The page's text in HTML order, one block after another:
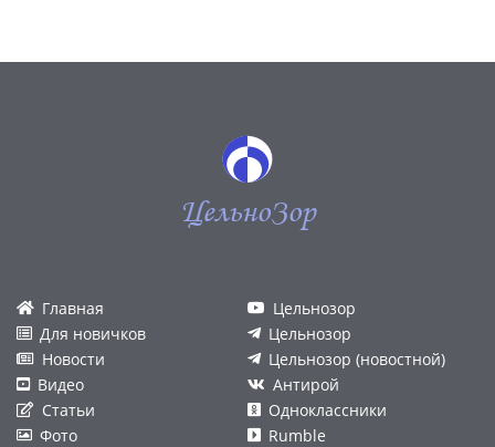
ЦельноЗор
Главная
Для новичков
Новости
Видео
Статьи
Фото
Цельнозор
Цельнозор
Цельнозор (новостной)
Антирой
Одноклассники
Rumble